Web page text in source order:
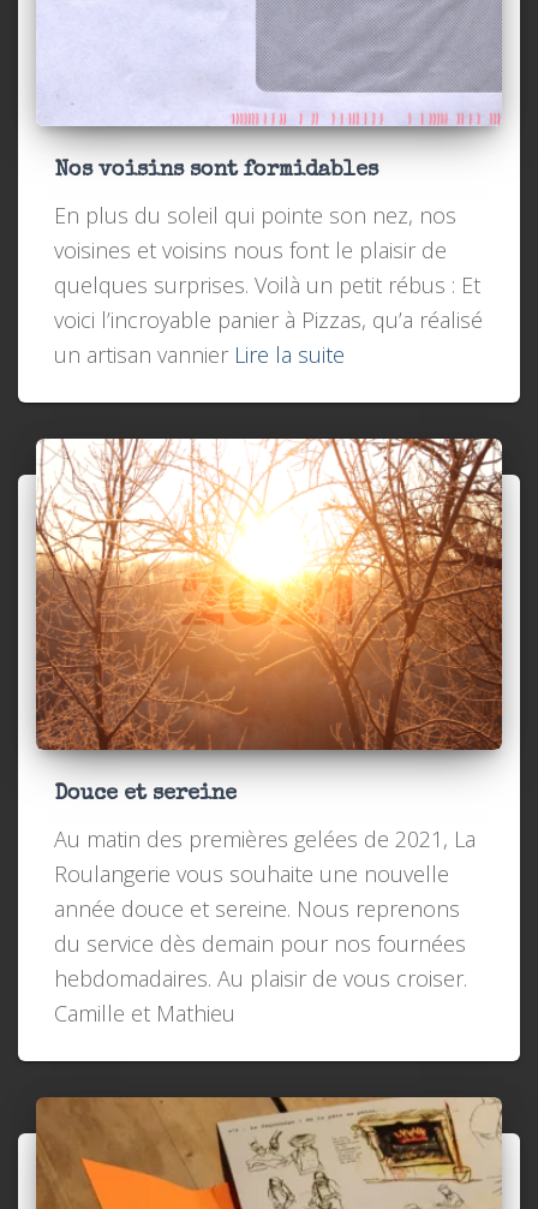
Nos voisins sont formidables
En plus du soleil qui pointe son nez, nos
voisines et voisins nous font le plaisir de
quelques surprises. Voilà un petit rébus : Et
voici l’incroyable panier à Pizzas, qu’a réalisé
un artisan vannier Lire la suite
Douce et sereine
Au matin des premières gelées de 2021, La
Roulangerie vous souhaite une nouvelle
année douce et sereine. Nous reprenons
du service dès demain pour nos fournées
hebdomadaires. Au plaisir de vous croiser.
Camille et Mathieu